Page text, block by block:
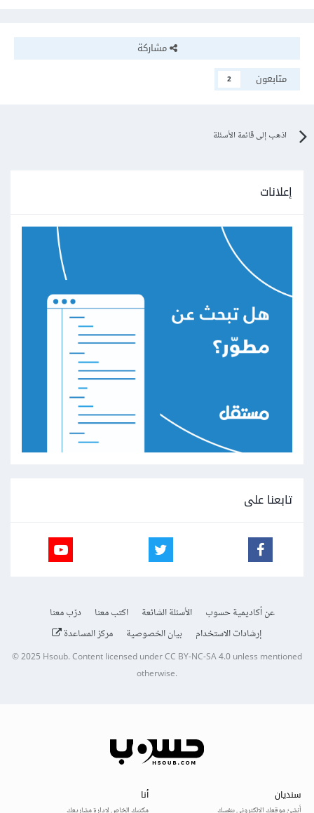
مشاركة
متابعون
2
اذهب إلى قائمة الأسئلة
إعلانات
تابعنا على
عن أكاديمية حسوب الأسئلة الشائعة اكتب معنا
درّب معنا
إرشادات الاستخدام
بيان الخصوصية مركز المساعدة
© 2025Hsoub.Content licensed underCC BY-NC-SA 4.0unless mentioned
otherwise.